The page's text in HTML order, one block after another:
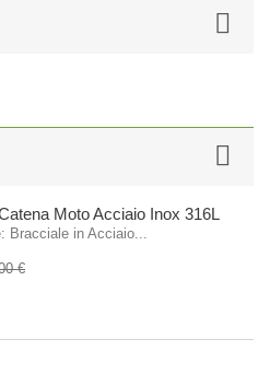
Moto Acciaio Inox 316L
Bracciale in Acciaio...
€